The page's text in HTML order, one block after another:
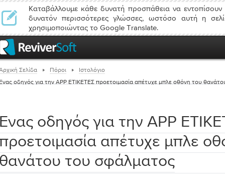
Καταβάλλουμε κάθε δυνατή προσπάθεια να
δυνατόν περισσότερες γλώσσες, ωστόσο αυτή η
χρησιμοποιώντας το Google Translate.
Σελίδα Πόροι
Ιστολόγιο
οδηγός για την APP ΕΤΙΚΕΤΕΣ προετοιμασία απέτυχε μπλε οθόνη του
οδηγός για την APP
απέτυχε μπλε
του σφάλματος